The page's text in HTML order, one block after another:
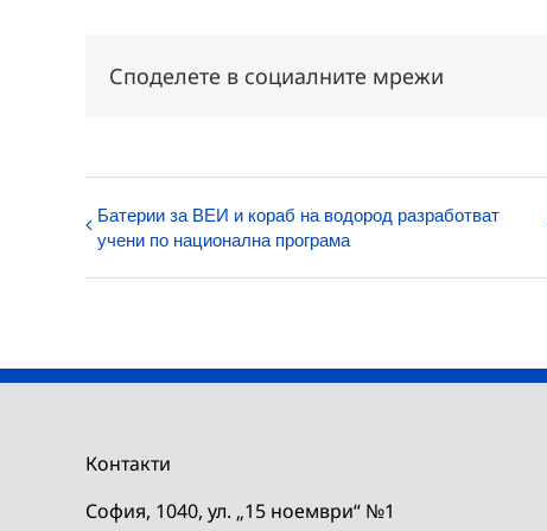
Споделете в социалните мрежи
Батерии за ВЕИ и кораб на водород разработват
учени по национална програма
Контакти
София, 1040, ул. „15 ноември“ №1